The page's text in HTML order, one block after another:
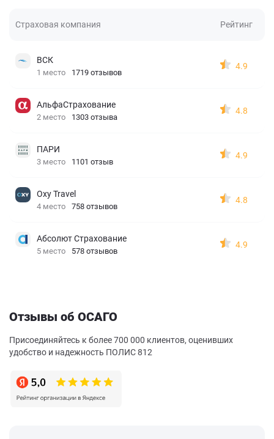
Страховая компания Рейтинг
ВСК
1 место 1719 отзывов
4.9
АльфаСтрахование
2 место 1303 отзыва
4.8
ПАРИ
3 место 1101 отзыв
4.9
Oxy Travel
4 место 758 отзывов
4.8
Абсолют Страхование
5 место 578 отзывов
4.9
Отзывы об ОСАГО
Присоединяйтесь к более 700 000 клиентов, оценивших
удобство и надежность ПОЛИС 812